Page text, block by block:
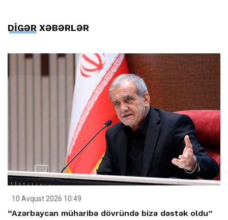
DİGƏR XƏBƏRLƏR
10 Avqust 2026 10:49
“Azərbaycan müharibə dövründə bizə dəstək oldu”